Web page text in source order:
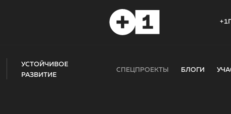
УСТОЙЧИВОЕ
РАЗВИТИЕ
СПЕЦПРОЕКТЫ БЛОГИ